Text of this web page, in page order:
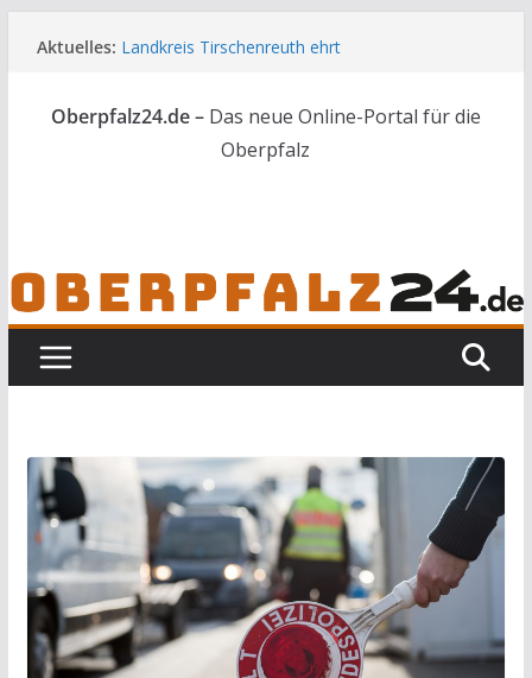
Inhalt
Aktuelles: Landkreis Tirschenreuth ehrt
Deutsch-amerikanischer Schüleraustausch zu
Gast im Landratsamt
Vater und Sohn mit Waffen und Böllern erwischt
Oberpfalz24.de – Das neue Online-Portal für die
Oberpfalz